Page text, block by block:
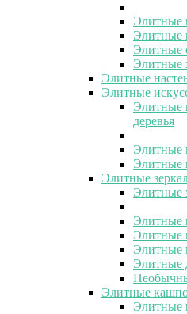
Элитные
Элитные
Элитные
Элитные
Элитные
Элитные
Элитные
деревья
Элитные
Элитные
Элитные
Элитные
Элитные
Элитные
Элитные
Элитные
Элитные
Элитные